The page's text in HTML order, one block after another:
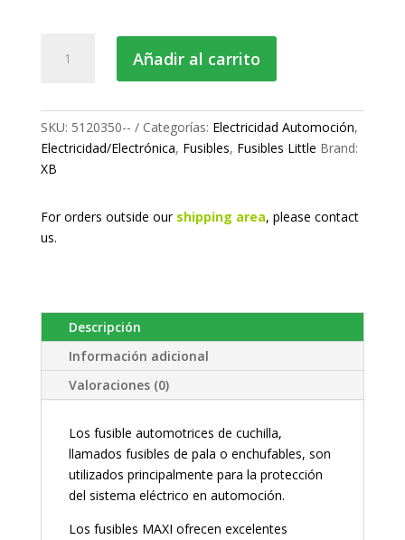
hasta
2.95 €
Little
Añadir al carrito
SKU: 5120350-- Categorías: Electricidad Automoción,
Electricidad/Electrónica, Fusibles, Fusibles Little Brand:
XB
For orders outside our shipping area, please contact
us.
Descripción
Información adicional
Valoraciones (0)
Los fusible automotrices de cuchilla,
llamados fusibles de pala o enchufables, son
utilizados principalmente para la protección
del sistema eléctrico en automoción.
Los fusibles MAXI ofrecen excelentes